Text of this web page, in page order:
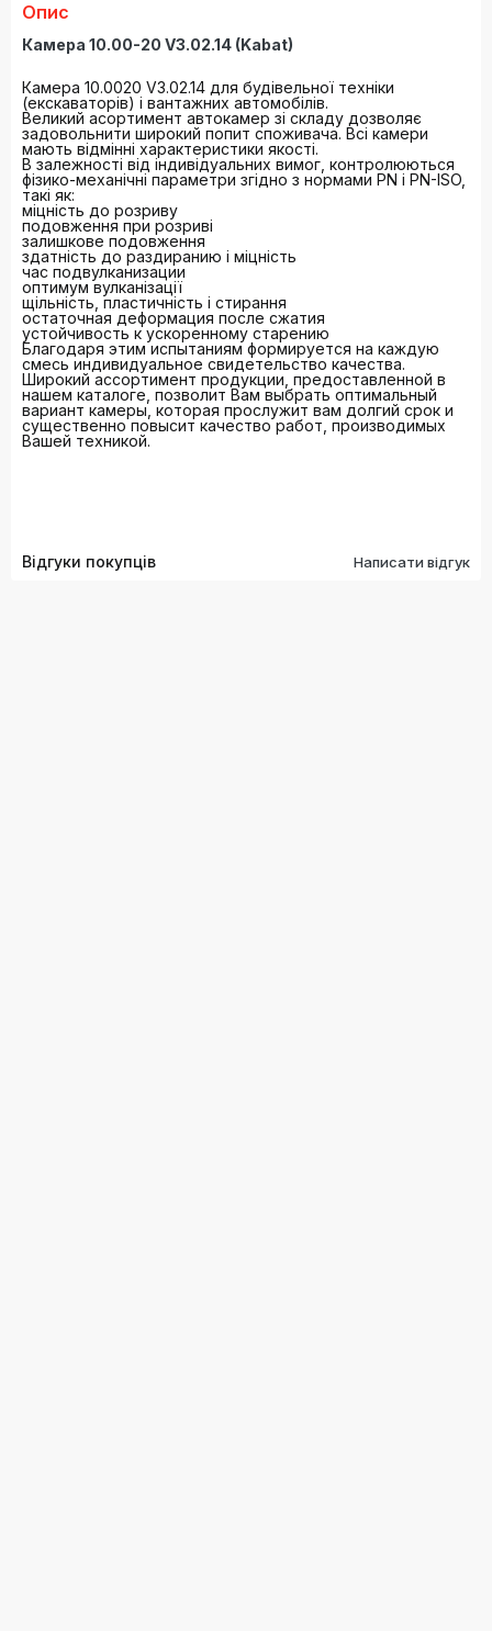
Опис
Камера 10.00-20 V3.02.14 (Kabat)
Камера 10.0020 V3.02.14 для будівельної техніки
(екскаваторів) і вантажних автомобілів.
Великий асортимент автокамер зі складу дозволяє
задовольнити широкий попит споживача. Всі камери
мають відмінні характеристики якості.
В залежності від індивідуальних вимог, контролюються
фізико-механічні параметри згідно з нормами PN і PN-ISO,
такі як:
міцність до розриву
подовження при розриві
залишкове подовження
здатність до раздиранию і міцність
час подвулканизации
оптимум вулканізації
щільність, пластичність і стирання
остаточная деформация после сжатия
устойчивость к ускоренному старению
Благодаря этим испытаниям формируется на каждую
смесь индивидуальное свидетельство качества.
Широкий ассортимент продукции, предоставленной в
нашем каталоге, позволит Вам выбрать оптимальный
вариант камеры, которая прослужит вам долгий срок и
существенно повысит качество работ, производимых
Вашей техникой.
Відгуки покупців Написати відгук